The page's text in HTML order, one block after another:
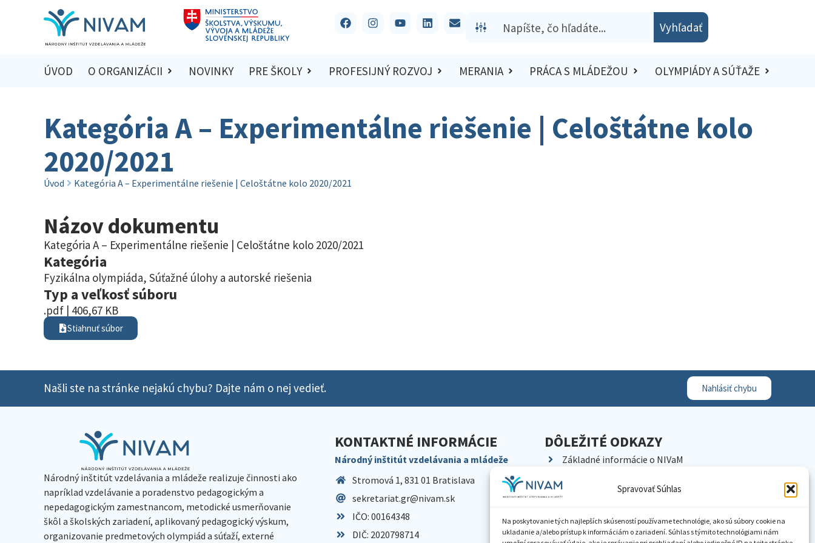
Spravovať Súhlas
Na poskytovanie tých najlepších skúseností používame technológie, ako sú súbory cookie na
ukladanie a/alebo prístup k informáciám o zariadení. Súhlas s týmito technológiami nám
Vyhľadať
ÚVOD O ORGANIZÁCII NOVINKY PRE ŠKOLY PROFESIJNÝ ROZVOJ MERANIA PRÁCA S MLÁDEŽOU OLYMPIÁDY A SÚŤAŽE
Kategória A – Experimentálne riešenie | Celoštátne kolo
2020/2021
Úvod Kategória A – Experimentálne riešenie | Celoštátne kolo 2020/2021
Názov dokumentu
Kategória A – Experimentálne riešenie | Celoštátne kolo 2020/2021
Kategória
Fyzikálna olympiáda, Súťažné úlohy a autorské riešenia
Typ a veľkosť súboru
.pdf | 406,67 KB
Stiahnuť súbor
Našli ste na stránke nejakú chybu? Dajte nám o nej vedieť. Nahlásiť chybu
Národný inštitút vzdelávania a mládeže realizuje činnosti ako
napríklad vzdelávanie a poradenstvo pedagogickým a
nepedagogickým zamestnancom, metodické usmerňovanie
škôl a školských zariadení, aplikovaný pedagogický výskum,
organizovanie predmetových olympiád a súťaží, externé
KONTAKTNÉ INFORMÁCIE
Národný inštitút vzdelávania a mládeže
Stromová 1, 831 01 Bratislava
sekretariat.gr@nivam.sk
IČO: 00164348
DIČ: 2020798714
DÔLEŽITÉ ODKAZY
Základné informácie o NIVaM
Kariéra
Pracoviská NIVaM